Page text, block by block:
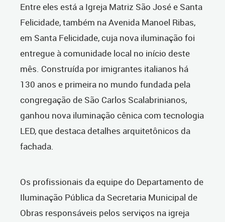
Entre eles está a Igreja Matriz São José e Santa
Felicidade, também na Avenida Manoel Ribas,
em Santa Felicidade, cuja nova iluminação foi
entregue à comunidade local no início deste
mês. Construída por imigrantes italianos há
130 anos e primeira no mundo fundada pela
congregação de São Carlos Scalabrinianos,
ganhou nova iluminação cênica com tecnologia
LED, que destaca detalhes arquitetônicos da
fachada.
Os profissionais da equipe do Departamento de
Iluminação Pública da Secretaria Municipal de
Obras responsáveis pelos serviços na igreja